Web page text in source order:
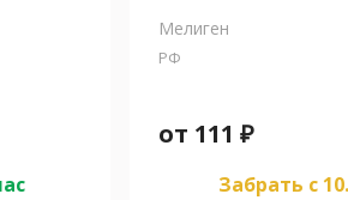
Мелиген
РФ
от 111 ₽
Забрать c